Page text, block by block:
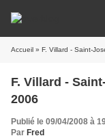
Accueil » F. Villard - Saint-
F. Villard -
2006
Publié le 09/04/2008 à
Par Fred